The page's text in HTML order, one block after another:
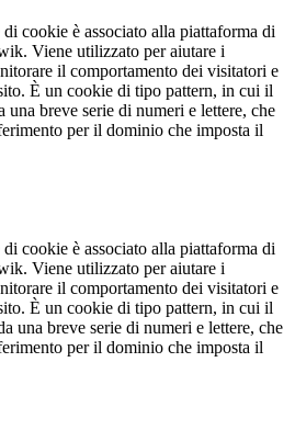
cookie è associato alla piattaforma di
Viene utilizzato per aiutare i
il comportamento dei visitatori e
È un cookie di tipo pattern, in cui il
una breve serie di numeri e lettere, che
per il dominio che imposta il
cookie è associato alla piattaforma di
Viene utilizzato per aiutare i
il comportamento dei visitatori e
È un cookie di tipo pattern, in cui il
una breve serie di numeri e lettere, che
per il dominio che imposta il